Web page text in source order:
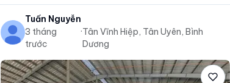
Tuấn Nguyễn
3 tháng
trước
·Tân Vĩnh Hiệp, Tân Uyên, Bình
Dương